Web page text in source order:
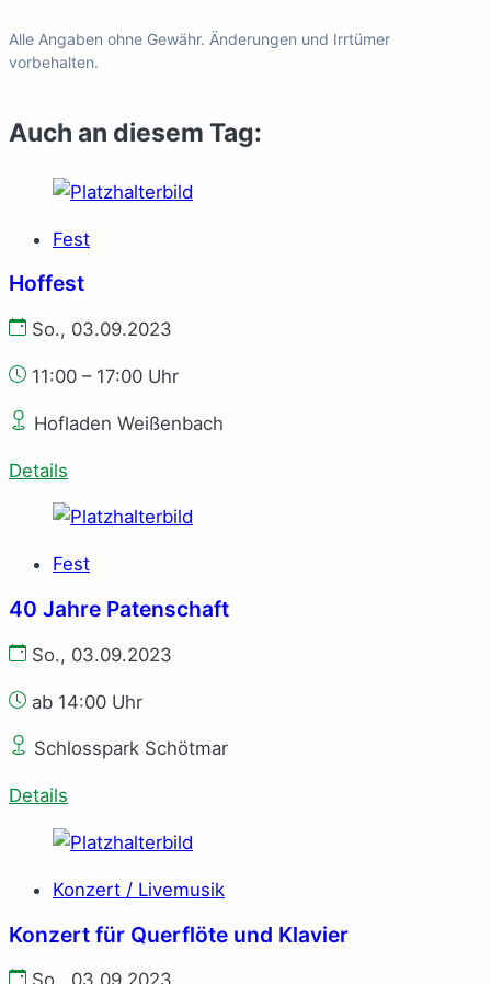
Alle Angaben ohne Gewähr. Änderungen und Irrtümer
vorbehalten.
Auch an diesem Tag:
Fest
Hoffest
So., 03.09.2023
11:00 – 17:00 Uhr
Hofladen Weißenbach
Details
Fest
40 Jahre Patenschaft
So., 03.09.2023
ab 14:00 Uhr
Schlosspark Schötmar
Details
Konzert / Livemusik
Konzert für Querflöte und Klavier